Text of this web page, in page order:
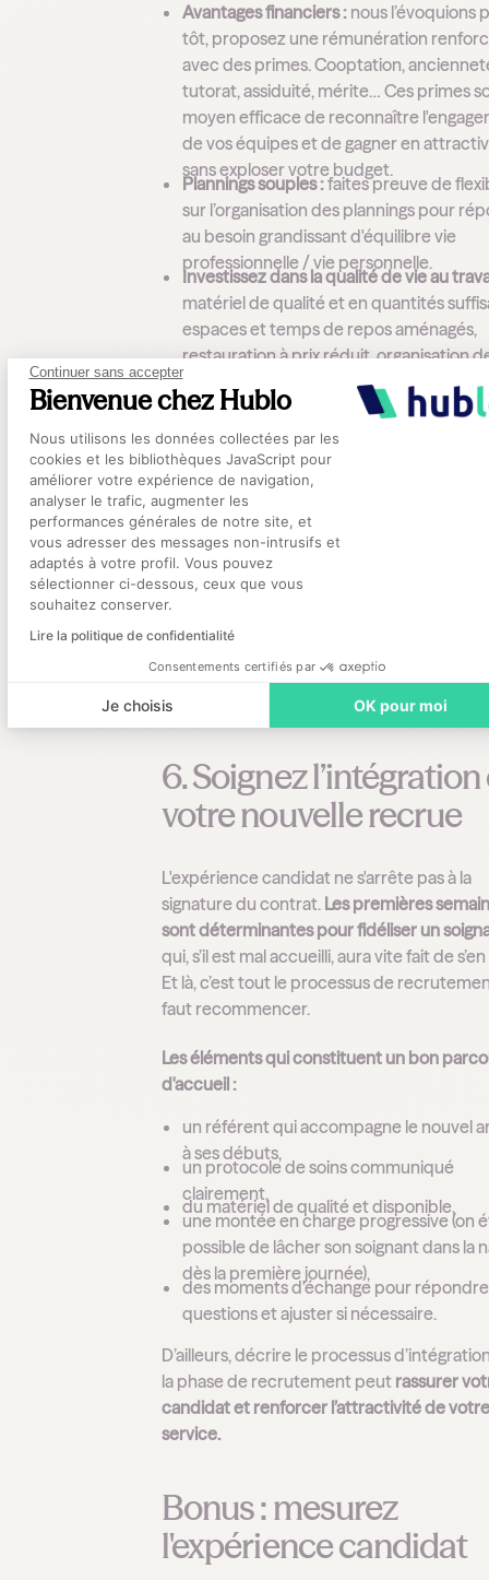
Continuer sans accepter
Bienvenue chez Hublo
Plateforme de Gestion du
Nous utilisons les données collectées par les
cookies et les bibliothèques JavaScript pour
améliorer votre expérience de navigation,
analyser le trafic, augmenter les
performances générales de notre site, et
vous adresser des messages non-intrusifs et
adaptés à votre profil. Vous pouvez
sélectionner ci-dessous, ceux que vous
souhaitez conserver.
Lire la politique de confidentialité
Consentements certifiés par
Je choisis OK pour moi
Axeptio consent
Avantages financiers : nous l’évoquions
tôt, proposez une rémunération
avec des primes. Cooptation,
tutorat, assiduité, mérite… Ces primes
moyen efficace de reconnaître
de vos équipes et de gagner en
sans exploser votre budget.
Plannings souples :faites preuve de
sur l’organisation des plannings pour
au besoin grandissant d'équilibre vie
professionnelle / vie personnelle.
Investissez dans la qualité de vie au
matériel de qualité et en quantités
espaces et temps de repos aménagés,
restauration à prix réduit, organisation
moments « bien-être » (comme des
par exemple), prévention des TMS…
d’efforts de QVCT qui ne passent pas
aux yeux des candidats.
Facilitez l'installation de vos futurs
collaborateurs :
pour des raisons pratico-pratiques :
de logement, de transport ou de garde
d'enfants. Proposez un
local, partenariats avec des services de
mobilité ou des crèches, flexibilité sur la
de prise de poste. Ce petit coup de
peut débloquer un recrutement.
6. Soignez
votre nouvelle recrue
L'expérience candidat ne s'arrête pas à la
signature du contrat. Les premières
sont déterminantes pour fidéliser un
qui, s’il est mal accueilli, aura vite fait de s’en
Et là, c’est tout le processus de
faut recommencer.
Les éléments qui constituent un bon
d'accueil :
un référent qui accompagne le nouvel
à ses débuts,
un protocole de soins communiqué
clairement,
du matériel de qualité et disponible,
une montée en charge progressive (on
possible de lâcher son soignant dans la
dès la première journée),
des moments d'échange pour
questions et ajuster si nécessaire.
D’ailleurs, décrire le processus
la phase de recrutement peut rassurer
candidat et renforcer l’attractivité de
service.
Bonus : mesurez
l'expérience candidat